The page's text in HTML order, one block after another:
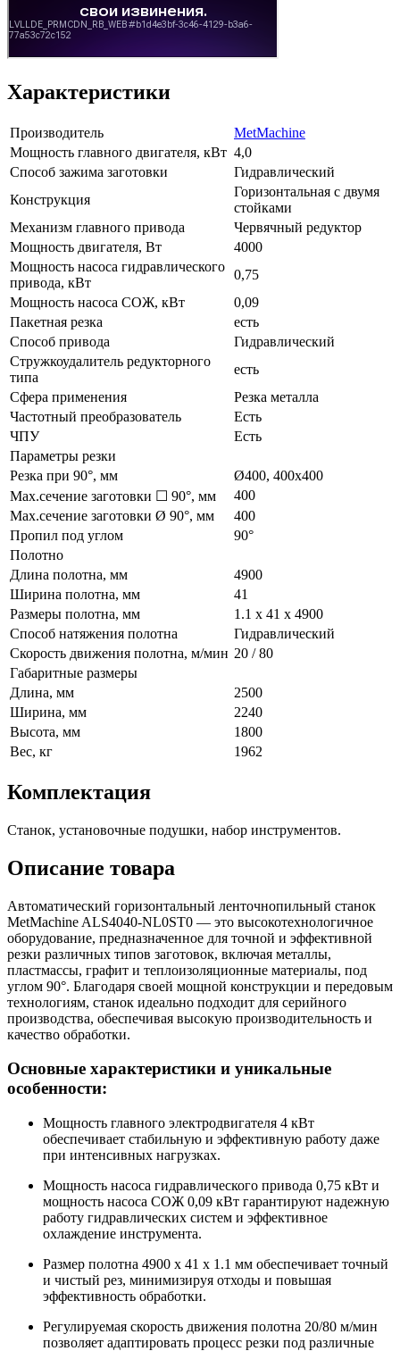
Характеристики
Производитель
MetMachine
Мощность главного двигателя, кВт 4,0
Способ зажима заготовки
Гидравлический
Конструкция
Горизонтальная с двумя
стойками
Механизм главного привода
Червячный редуктор
Мощность двигателя, Вт
4000
Мощность насоса гидравлического
привода, кВт
0,75
Мощность насоса СОЖ, кВт
0,09
Пакетная резка
есть
Способ привода
Гидравлический
Стружкоудалитель редукторного
типа
есть
Сфера применения
Резка металла
Частотный преобразователь
Есть
ЧПУ
Есть
Параметры резки
Резка при 90°, мм
Ø400, 400х400
Max.сечение заготовки ☐ 90°, мм
400
Max.сечение заготовки Ø 90°, мм
400
Пропил под углом
90°
Полотно
Длина полотна, мм
4900
Ширина полотна, мм
41
Размеры полотна, мм
1.1 х 41 х 4900
Способ натяжения полотна
Гидравлический
Скорость движения полотна, м/мин 20 / 80
Габаритные размеры
Длина, мм
2500
Ширина, мм
2240
Высота, мм
1800
Вес, кг
1962
Комплектация
Станок, установочные подушки, набор инструментов.
Описание товара
Автоматический горизонтальный ленточнопильный станок
MetMachine ALS4040-NL0ST0 — это высокотехнологичное
оборудование, предназначенное для точной и эффективной
резки различных типов заготовок, включая металлы,
пластмассы, графит и теплоизоляционные материалы, под
углом 90°. Благодаря своей мощной конструкции и передовым
технологиям, станок идеально подходит для серийного
производства, обеспечивая высокую производительность и
качество обработки.
Основные характеристики и уникальные
особенности:
Мощность главного электродвигателя 4 кВт
обеспечивает стабильную и эффективную работу даже
при интенсивных нагрузках.
Мощность насоса гидравлического привода 0,75 кВт и
мощность насоса СОЖ 0,09 кВт гарантируют надежную
работу гидравлических систем и эффективное
охлаждение инструмента.
Размер полотна 4900 x 41 x 1.1 мм обеспечивает точный
и чистый рез, минимизируя отходы и повышая
эффективность обработки.
Регулируемая скорость движения полотна 20/80 м/мин
позволяет адаптировать процесс резки под различные